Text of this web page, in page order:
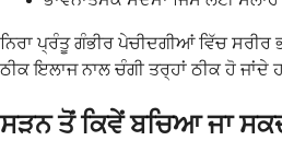
ਨਿਰਾ ਪ੍ਰੰਤੂ ਗੰਭੀਰ ਪੇਚੀਦਗੀਆਂ ਵਿੱਚ
ਠੀਕ ਇਲਾਜ ਨਾਲ ਚੰਗੀ ਤਰ੍ਹਾਂ ਠੀਕ ਹੋ
ਸੜਨ ਤੋਂ ਕਿਵੇਂ ਬਚਿਆ ਜਾ